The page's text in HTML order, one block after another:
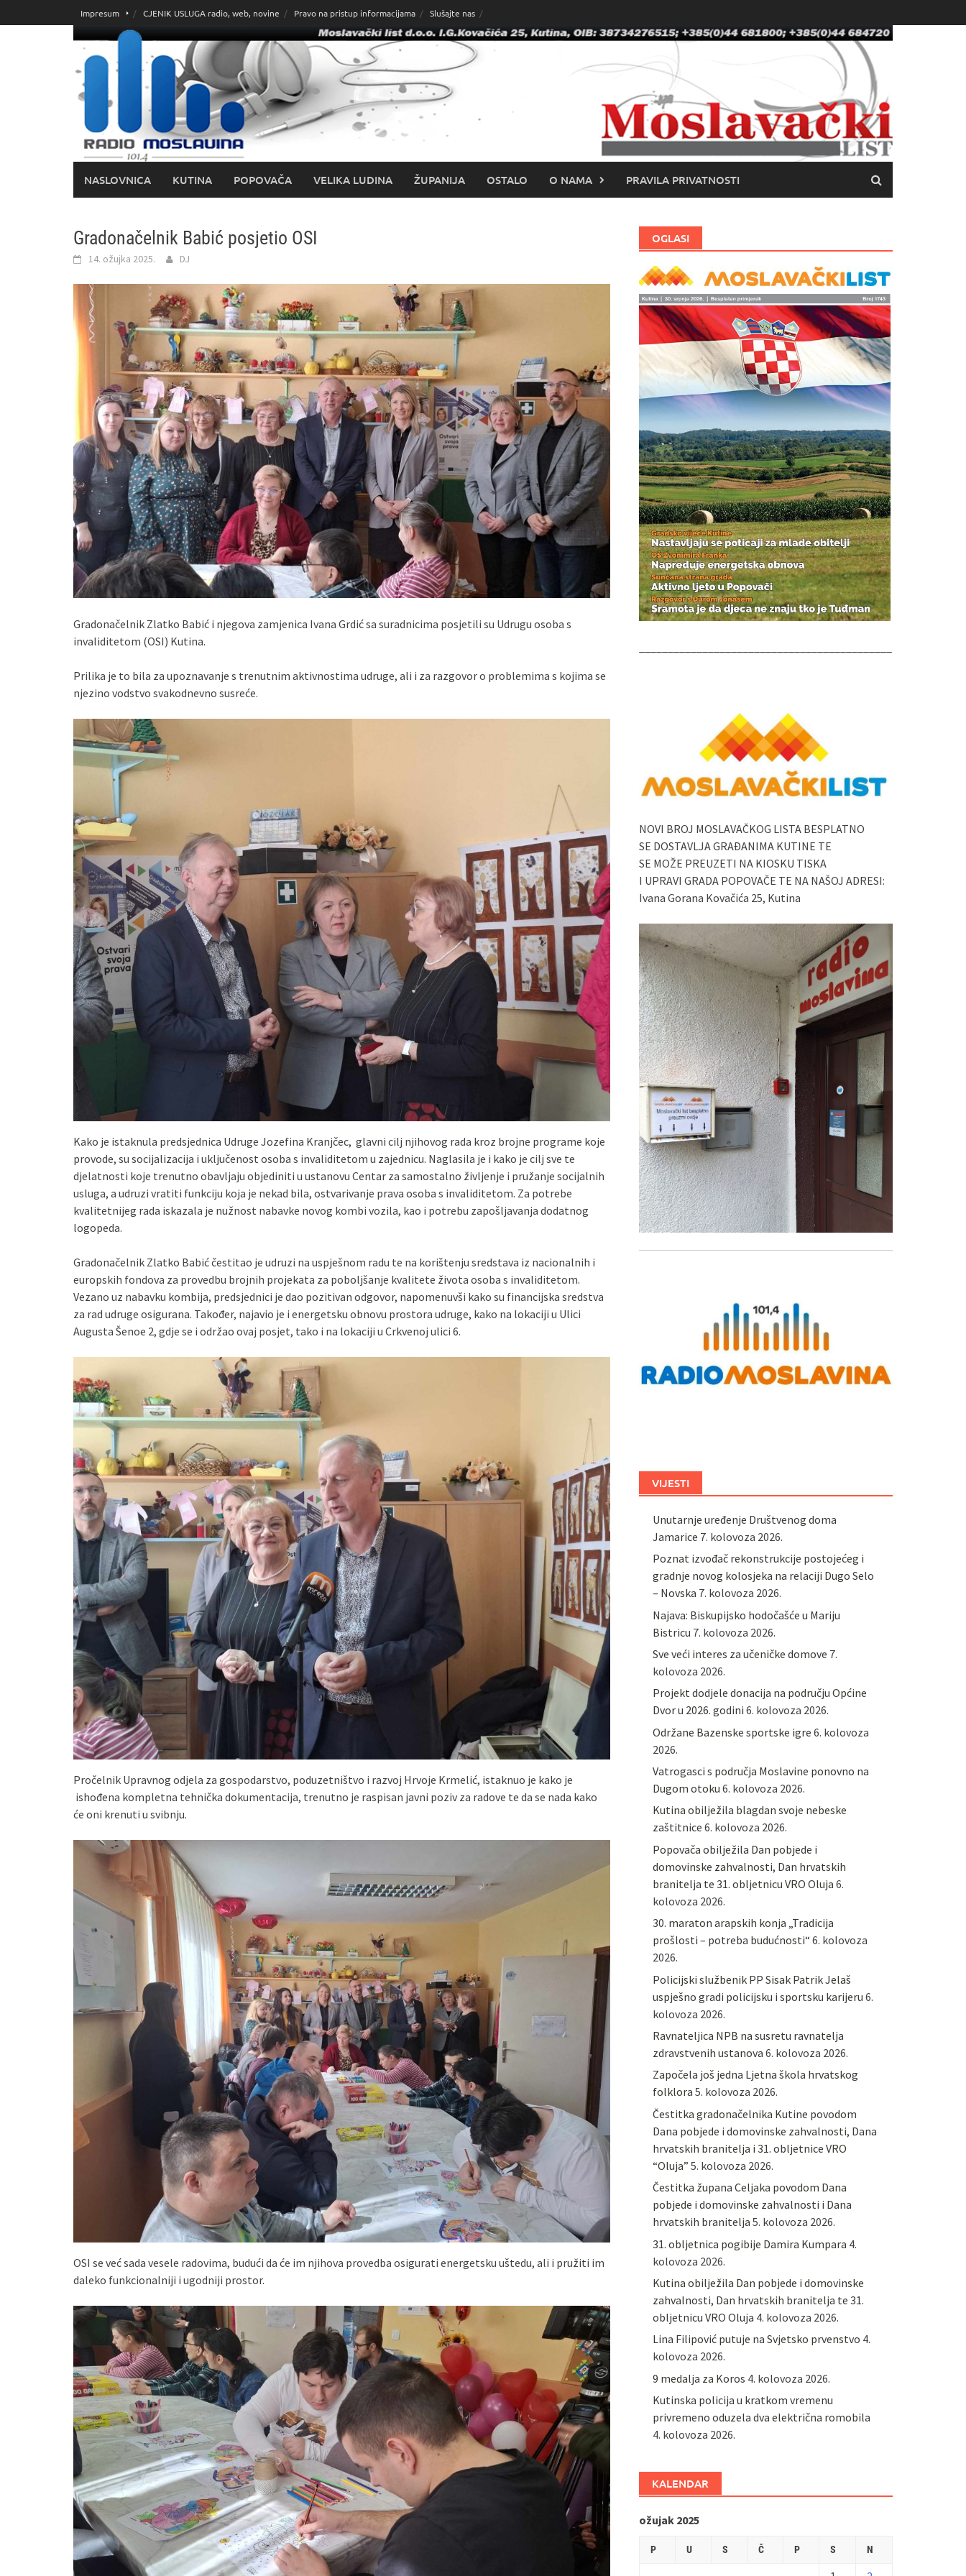
do
Impresum CJENIK USLUGA radio, web, novine Pravo na pristup informacijama Slušajte nas
NASLOVNICA KUTINA POPOVAČA VELIKA LUDINA ŽUPANIJA OSTALO O NAMA PRAVILA PRIVATNOSTI
Gradonačelnik Babić posjetio OSI
14. ožujka 2025. DJ
Gradonačelnik Zlatko Babić i njegova zamjenica Ivana Grdić sa suradnicima posjetili su Udrugu osoba s
invaliditetom (OSI) Kutina.
Prilika je to bila za upoznavanje s trenutnim aktivnostima udruge, ali i za razgovor o problemima s kojima se
njezino vodstvo svakodnevno susreće.
Kako je istaknula predsjednica Udruge Jozefina Kranjčec, glavni cilj njihovog rada kroz brojne programe koje
provode, su socijalizacija i uključenost osoba s invaliditetom u zajednicu. Naglasila je i kako je cilj sve te
djelatnosti koje trenutno obavljaju objediniti u ustanovu Centar za samostalno življenje i pružanje socijalnih
usluga, a udruzi vratiti funkciju koja je nekad bila, ostvarivanje prava osoba s invaliditetom. Za potrebe
kvalitetnijeg rada iskazala je nužnost nabavke novog kombi vozila, kao i potrebu zapošljavanja dodatnog
logopeda.
Gradonačelnik Zlatko Babić čestitao je udruzi na uspješnom radu te na korištenju sredstava iz nacionalnih i
europskih fondova za provedbu brojnih projekata za poboljšanje kvalitete života osoba s invaliditetom.
Vezano uz nabavku kombija, predsjednici je dao pozitivan odgovor, napomenuvši kako su financijska sredstva
za rad udruge osigurana. Također, najavio je i energetsku obnovu prostora udruge, kako na lokaciji u Ulici
Augusta Šenoe 2, gdje se i održao ovaj posjet, tako i na lokaciji u Crkvenoj ulici 6.
Pročelnik Upravnog odjela za gospodarstvo, poduzetništvo i razvoj Hrvoje Krmelić, istaknuo je kako je
ishođena kompletna tehnička dokumentacija, trenutno je raspisan javni poziv za radove te da se nada kako
će oni krenuti u svibnju.
OSI se već sada vesele radovima, budući da će im njihova provedba osigurati energetsku uštedu, ali i pružiti im
daleko funkcionalniji i ugodniji prostor.
OGLASI
NOVI BROJ MOSLAVAČKOG LISTA BESPLATNO
SE DOSTAVLJA GRAĐANIMA KUTINE TE
SE MOŽE PREUZETI NA KIOSKU TISKA
I UPRAVI GRADA POPOVAČE TE NA NAŠOJ ADRESI:
Ivana Gorana Kovačića 25, Kutina
VIJESTI
Unutarnje uređenje Društvenog doma
Jamarice 7. kolovoza 2026.
Poznat izvođač rekonstrukcije postojećeg i
gradnje novog kolosjeka na relaciji Dugo Selo
– Novska 7. kolovoza 2026.
Najava: Biskupijsko hodočašće u Mariju
Bistricu 7. kolovoza 2026.
Sve veći interes za učeničke domove 7.
kolovoza 2026.
Projekt dodjele donacija na području Općine
Dvor u 2026. godini 6. kolovoza 2026.
Održane Bazenske sportske igre 6. kolovoza
2026.
Vatrogasci s područja Moslavine ponovno na
Dugom otoku 6. kolovoza 2026.
Kutina obilježila blagdan svoje nebeske
zaštitnice 6. kolovoza 2026.
Popovača obilježila Dan pobjede i
domovinske zahvalnosti, Dan hrvatskih
branitelja te 31. obljetnicu VRO Oluja 6.
kolovoza 2026.
30. maraton arapskih konja „Tradicija
prošlosti – potreba budućnosti“ 6. kolovoza
2026.
Policijski službenik PP Sisak Patrik Jelaš
uspješno gradi policijsku i sportsku karijeru 6.
kolovoza 2026.
Ravnateljica NPB na susretu ravnatelja
zdravstvenih ustanova 6. kolovoza 2026.
Započela još jedna Ljetna škola hrvatskog
folklora 5. kolovoza 2026.
Čestitka gradonačelnika Kutine povodom
Dana pobjede i domovinske zahvalnosti, Dana
hrvatskih branitelja i 31. obljetnice VRO
“Oluja” 5. kolovoza 2026.
Čestitka župana Celjaka povodom Dana
pobjede i domovinske zahvalnosti i Dana
hrvatskih branitelja 5. kolovoza 2026.
31. obljetnica pogibije Damira Kumpara 4.
kolovoza 2026.
Kutina obilježila Dan pobjede i domovinske
zahvalnosti, Dan hrvatskih branitelja te 31.
obljetnicu VRO Oluja 4. kolovoza 2026.
Lina Filipović putuje na Svjetsko prvenstvo 4.
kolovoza 2026.
9 medalja za Koros 4. kolovoza 2026.
Kutinska policija u kratkom vremenu
privremeno oduzela dva električna romobila
4. kolovoza 2026.
KALENDAR
ožujak 2025
P U S Č P S N